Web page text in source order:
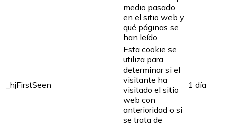
medio pasado
en el sitio web y
qué páginas se
han leído.
_hjFirstSeen
Esta cookie se
utiliza para
determinar si el
visitante ha
visitado el sitio
web con
anterioridad o si
se trata de
1 día